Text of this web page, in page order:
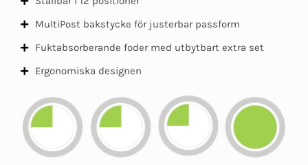
MultiPost bakstycke för justerbar passform
Fuktabsorberande foder med utbytbart extra set
Ergonomiska designen